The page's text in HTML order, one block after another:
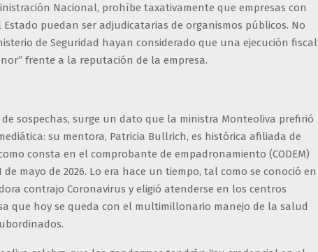
Nacional, prohíbe taxativamente que empresas con
puedan ser adjudicatarias de organismos públicos. No
de Seguridad hayan considerado que una ejecución fiscal
frente a la reputación de la empresa.
sospechas, surge un dato que la ministra Monteoliva prefirió
su mentora, Patricia Bullrich, es histórica afiliada de
consta en el comprobante de empadronamiento (CODEM)
de mayo de 2026. Lo era hace un tiempo, tal como se conoció en
contrajo Coronavirus y eligió atenderse en los centros
que hoy se queda con el multimillonario manejo de la salud